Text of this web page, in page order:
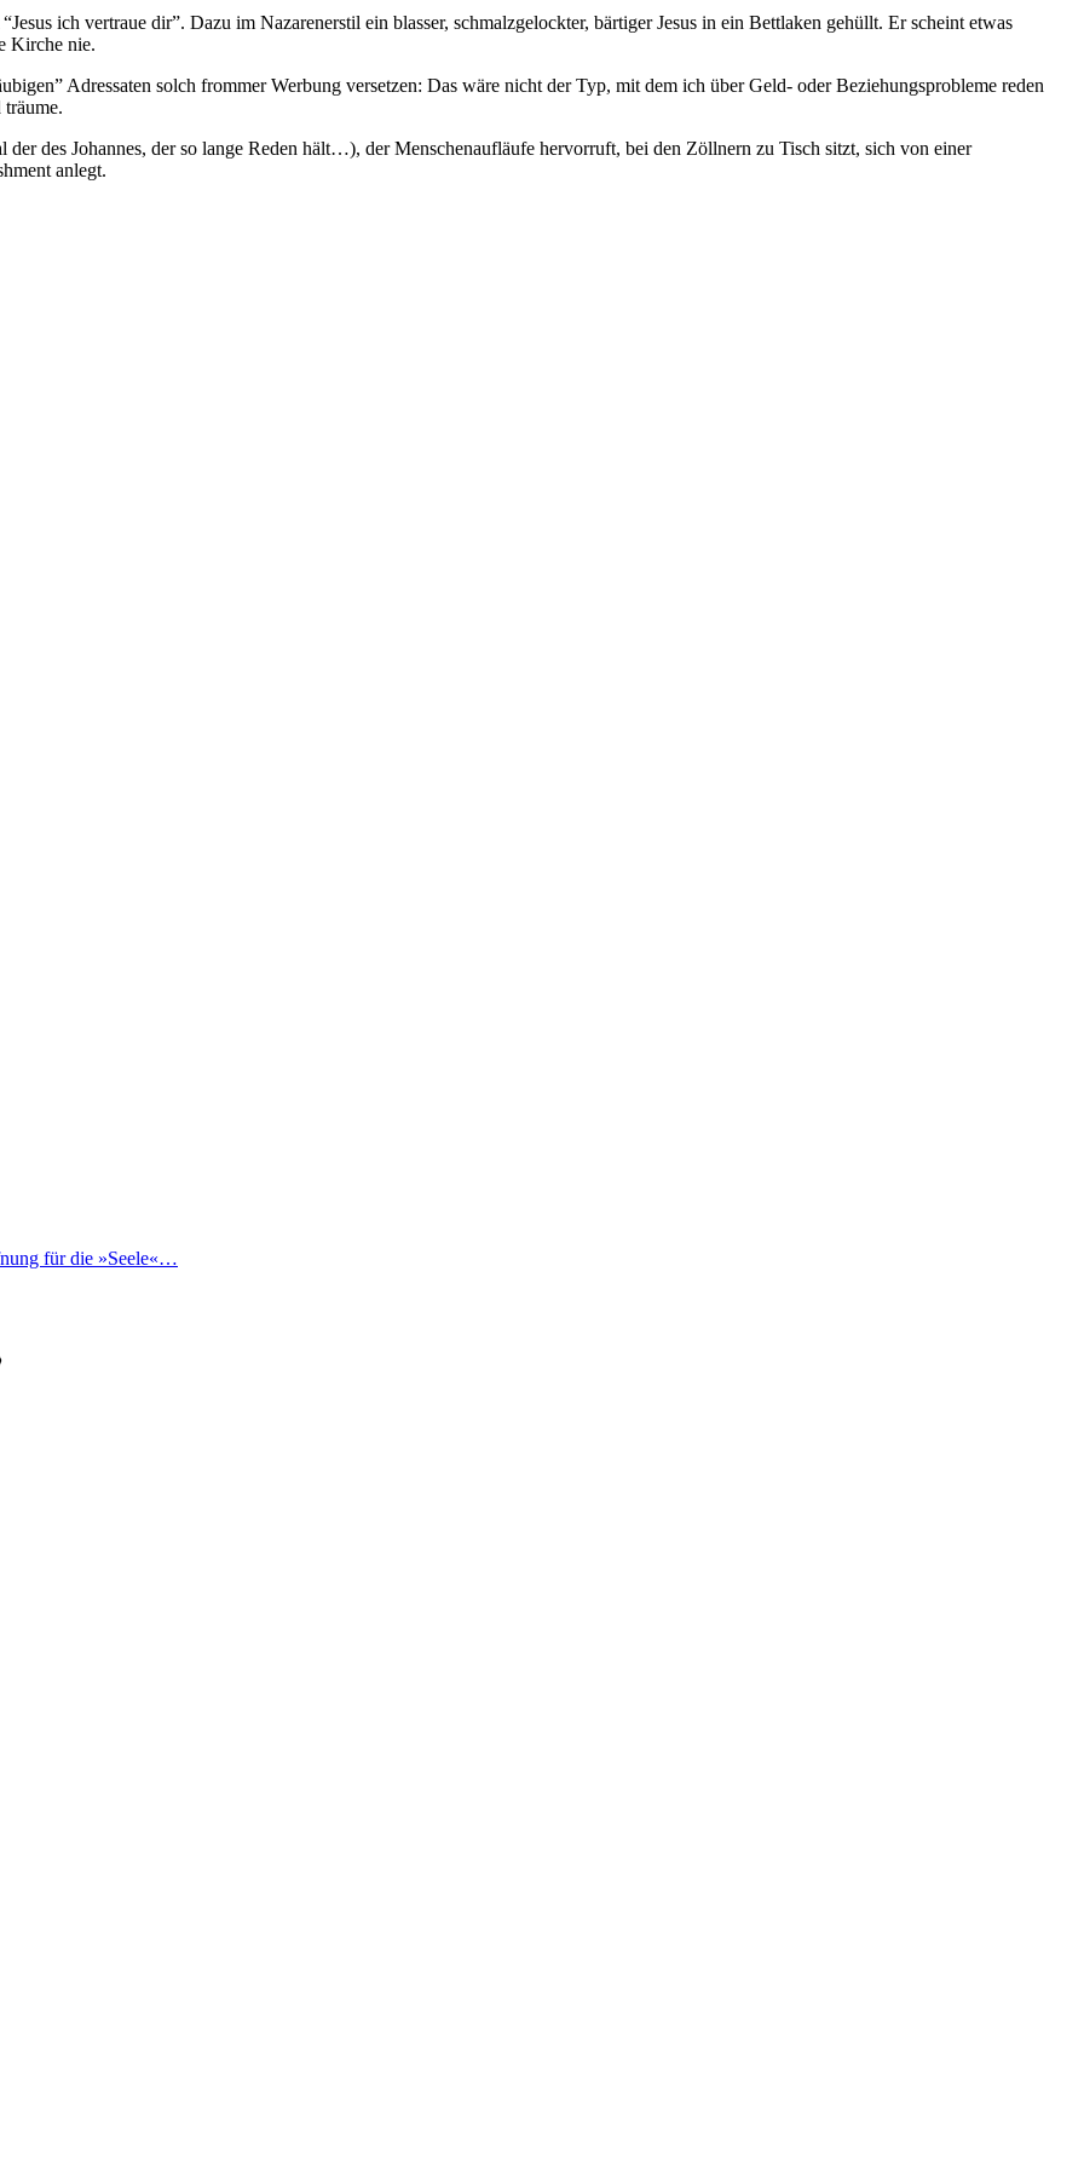
ich vertraue dir”. Dazu im Nazarenerstil ein blasser, schmalzgelockter, bärtiger Jesus in ein Bettlaken gehüllt. Er scheint etwas
Kirche nie.
Adressaten solch frommer Werbung versetzen: Das wäre nicht der Typ, mit dem ich über Geld- oder Beziehungsprobleme reden
des Johannes, der so lange Reden hält…), der Menschenaufläufe hervorruft, bei den Zöllnern zu Tisch sitzt, sich von einer
anlegt.
für die »Seele«…